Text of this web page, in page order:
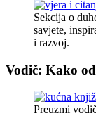
Sekcija o
savjete,
i razvoj.
Vodič: Kako
Preuzmi